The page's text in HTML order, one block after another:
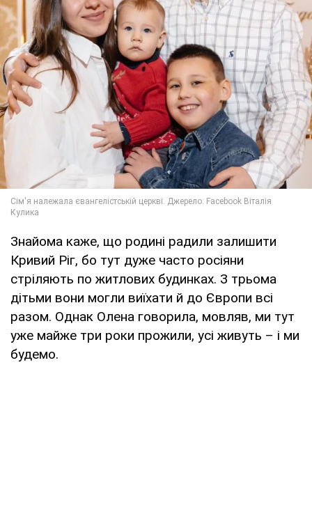
Знайома каже, що родині радили залишити
Кривий Ріг, бо тут дуже часто росіяни
стріляють по житлових будинках. З трьома
дітьми вони могли виїхати й до Європи всі
разом. Однак Олена говорила, мовляв, ми тут
уже майже три роки прожили, усі живуть – і ми
будемо.